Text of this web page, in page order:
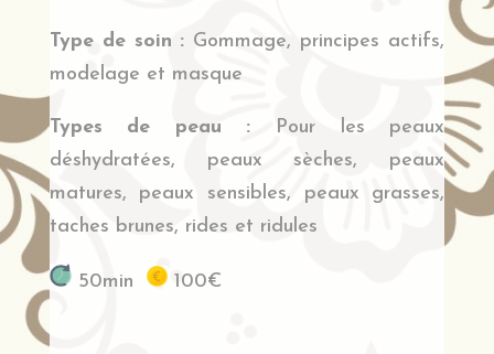
Type de soin : Gommage, principes actifs,
modelage et masque
Types de peau :
Pour les peaux
déshydratées, peaux sèches, peaux
matures, peaux sensibles, peaux grasses,
taches brunes, rides et ridules
50min 100€